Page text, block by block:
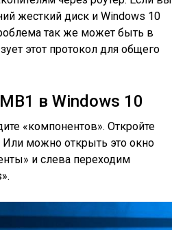
жесткий диск и Windows 10
так же может быть в
этот протокол для общего
в Windows 10
«компонентов». Откройте
можно открыть это окно
и слева переходим